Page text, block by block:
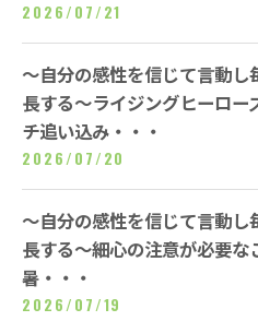
2026/07/21
～自分の感性を信じて言動し
長する～ライジングヒーロー
チ追い込み・・・
2026/07/20
～自分の感性を信じて言動し
長する～細心の注意が必要な
暑・・・
2026/07/19